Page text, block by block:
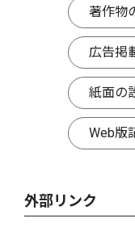
著作物
広告掲
紙面の
Web版
外部リンク